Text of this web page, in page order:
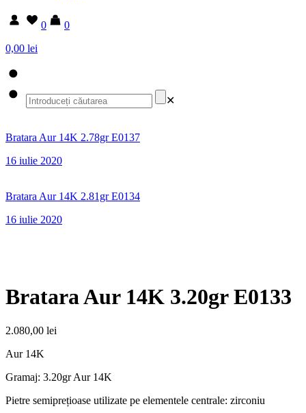
0
0
0,00 lei
✕
Bratara Aur 14K 2.78gr E0137
16 iulie 2020
Bratara Aur 14K 2.81gr E0134
16 iulie 2020
Bratara Aur 14K 3.20gr E0133
2.080,00 lei
Aur 14K
Gramaj: 3.20gr Aur 14K
Pietre semiprețioase utilizate pe elementele centrale: zirconiu